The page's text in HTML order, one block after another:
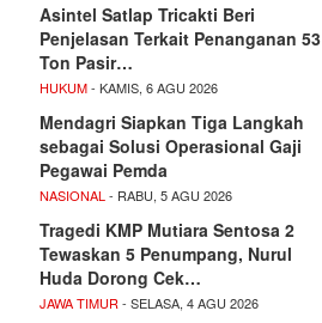
Asintel Satlap Tricakti Beri
Penjelasan Terkait Penanganan 53
Ton Pasir…
HUKUM- KAMIS, 6 AGU 2026
Mendagri Siapkan Tiga Langkah
sebagai Solusi Operasional Gaji
Pegawai Pemda
NASIONAL - RABU, 5 AGU 2026
Tragedi KMP Mutiara Sentosa 2
Tewaskan 5 Penumpang, Nurul
Huda Dorong Cek…
JAWA TIMUR - SELASA, 4 AGU 2026